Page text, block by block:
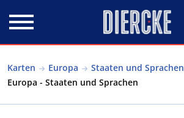
Karten Europa Staaten und Sprachen
Europa - Staaten und Sprachen